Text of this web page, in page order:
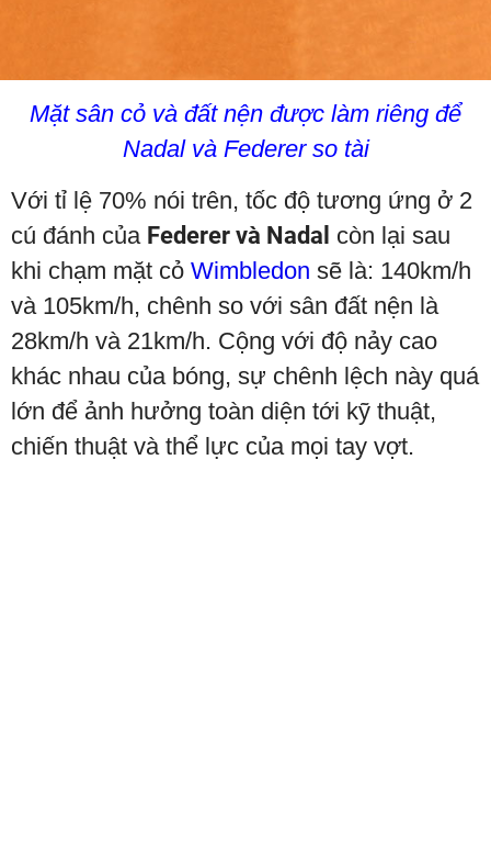
Mặt sân cỏ và đất nện được làm riêng để
Nadal và Federer so tài
Với tỉ lệ 70% nói trên, tốc độ tương ứng ở 2
cú đánh của Federer và Nadal còn lại sau
khi chạm mặt cỏ Wimbledon sẽ là: 140km/h
và 105km/h, chênh so với sân đất nện là
28km/h và 21km/h. Cộng với độ nảy cao
khác nhau của bóng, sự chênh lệch này quá
lớn để ảnh hưởng toàn diện tới kỹ thuật,
chiến thuật và thể lực của mọi tay vợt.